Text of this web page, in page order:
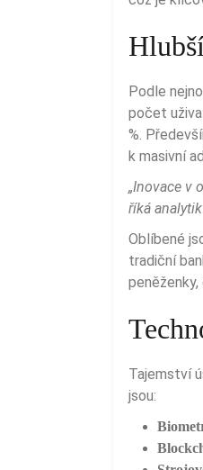
Podle
počet
%.
k masivní
„Inovace v oblasti fintechu jsou nevyhnutelným krokem k digitální inkluzi a udržitelnému růstu,“
říká
Oblíbené
tradiční
Tajemství
jsou: